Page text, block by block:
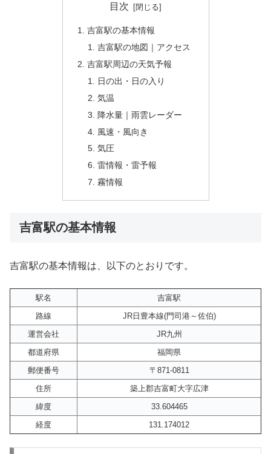
目次
吉富駅の基本情報
吉富駅の地図｜アクセス
吉富駅周辺の天気予報
日の出・日の入り
気温
降水量｜雨雲レーダー
風速・風向き
気圧
雷情報・雷予報
霧情報
吉富駅の基本情報
吉富駅の基本情報は、以下のとおりです。
駅名
吉富駅
路線
JR日豊本線(門司港～佐伯)
運営会社
JR九州
都道府県
福岡県
郵便番号
〒871-0811
住所
築上郡吉富町大字広津
緯度
33.604465
経度
131.174012